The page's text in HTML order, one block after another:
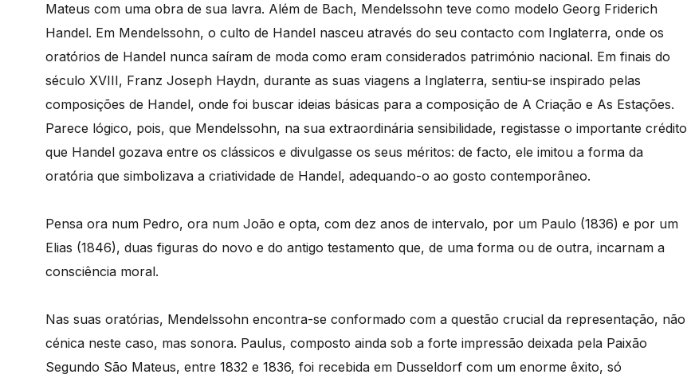
Mateus com uma obra de sua lavra. Além de Bach, Mendelssohn teve como modelo Georg Friderich
Handel. Em Mendelssohn, o culto de Handel nasceu através do seu contacto com Inglaterra, onde os
oratórios de Handel nunca saíram de moda como eram considerados património nacional. Em finais do
século XVIII, Franz Joseph Haydn, durante as suas viagens a Inglaterra, sentiu-se inspirado pelas
composições de Handel, onde foi buscar ideias básicas para a composição de A Criação e As Estações.
Parece lógico, pois, que Mendelssohn, na sua extraordinária sensibilidade, registasse o importante crédito
que Handel gozava entre os clássicos e divulgasse os seus méritos: de facto, ele imitou a forma da
oratória que simbolizava a criatividade de Handel, adequando-o ao gosto contemporâneo.
Pensa ora num Pedro, ora num João e opta, com dez anos de intervalo, por um Paulo (1836) e por um
Elias (1846), duas figuras do novo e do antigo testamento que, de uma forma ou de outra, incarnam a
consciência moral.
Nas suas oratórias, Mendelssohn encontra-se conformado com a questão crucial da representação, não
cénica neste caso, mas sonora. Paulus, composto ainda sob a forte impressão deixada pela Paixão
Segundo São Mateus, entre 1832 e 1836, foi recebida em Dusseldorf com um enorme êxito, só